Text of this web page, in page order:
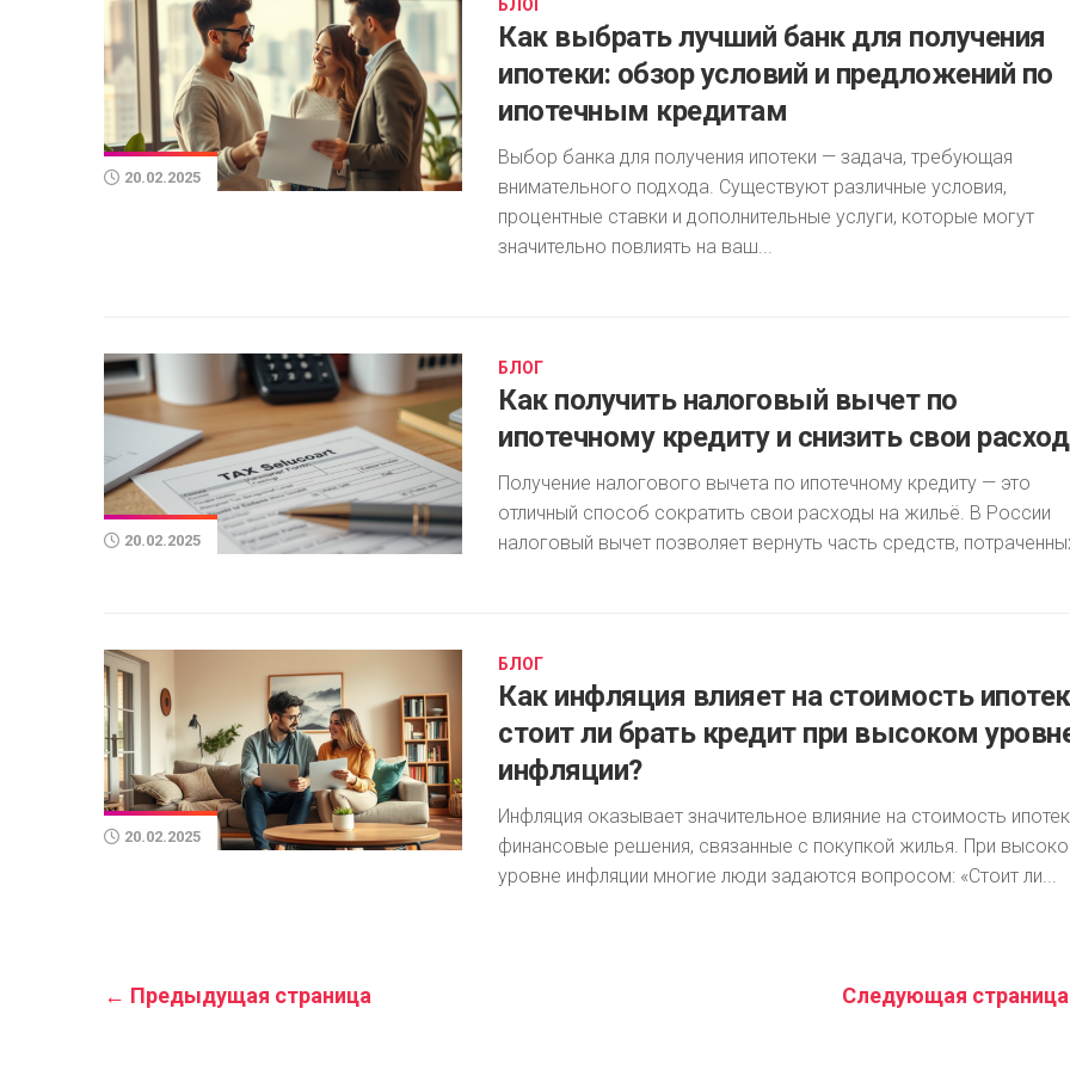
20.02.2025
БЛОГ
Как выбрать лучший банк для получения
ипотеки: обзор условий и предложений по
ипотечным кредитам
Выбор банка для получения ипотеки — задача, требующая
внимательного подхода. Существуют различные условия,
процентные ставки и дополнительные услуги, которые могут
значительно повлиять на ваш...
20.02.2025
БЛОГ
Как получить налоговый вычет по
ипотечному кредиту и снизить свои
Получение налогового вычета по ипотечному кредиту — это
отличный способ сократить свои расходы на жильё. В России
налоговый вычет позволяет вернуть часть средств,
20.02.2025
БЛОГ
Как инфляция влияет на стоимость
стоит ли брать кредит при высоком
инфляции?
Инфляция оказывает значительное влияние на стоимость
финансовые решения, связанные с покупкой жилья. При
уровне инфляции многие люди задаются вопросом: «Стоит ли...
← Предыдущая страница Следующая